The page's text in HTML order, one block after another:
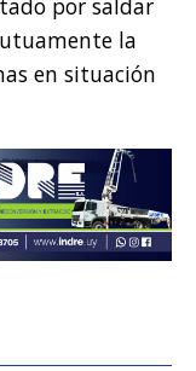
la
en situación